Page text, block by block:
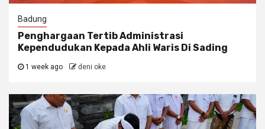
Badung
Penghargaan Tertib Administrasi
Kependudukan Kepada Ahli Waris Di Sading
1 week ago deni oke